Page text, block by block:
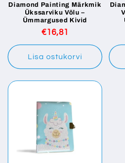
Diamond Painting Märkmik
Ükssarviku Võlu –
Ümmargused Kivid
Tavaline
hind
€16,81
Lisa ostukorvi